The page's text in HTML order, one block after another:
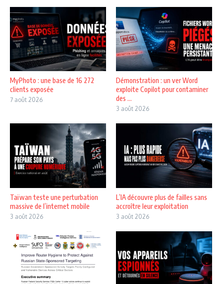
MyPhoto : une base de 16 272
clients exposée
7 août 2026
Démonstration : un ver Word
exploite Copilot pour contaminer
des ...
3 août 2026
Taïwan teste une perturbation
massive de l’internet mobile
3 août 2026
L’IA découvre plus de failles sans
accroître leur exploitation
3 août 2026